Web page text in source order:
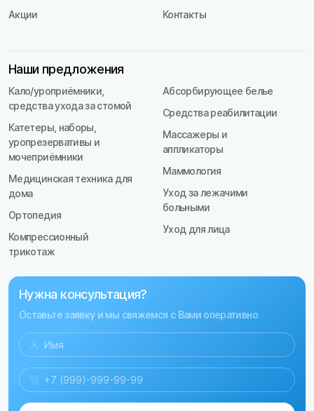
Акции
Контакты
Наши предложения
Кало/уроприёмники,
средства ухода за стомой
Катетеры, наборы,
уропрезервативы и
мочеприёмники
Медицинская техника для
дома
Ортопедия
Компрессионный
трикотаж
Абсорбирующее белье
Средства реабилитации
Массажеры и
аппликаторы
Маммология
Уход за лежачими
больными
Уход для лица
Нужна консультация?
Оставьте заявку и мы свяжемся с Вами оперативно